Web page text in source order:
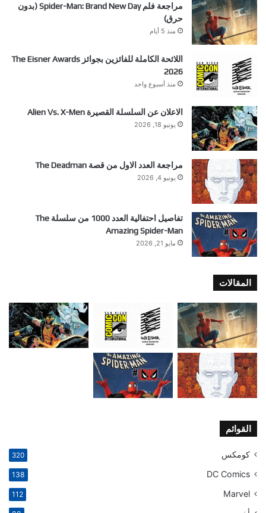
مراجعة فلم Spider-Man: Brand New Day (بدون
حرق)
منذ 5 أيام
اللائحة الكاملة للفائزين بجوائز The Eisner Awards
2026
منذ أسبوع واحد
الاعلان عن السلسلة القصيرة Alien Vs. X-Men
يونيو 18, 2026
مراجعة العدد الاول من قصة The Deadman
يونيو 4, 2026
تفاصيل احتفالية العدد 1000 من سلسلة The
Amazing Spider-Man
مايو 21, 2026
المقالات
القوائم
كومكس 320
DC Comics
138
Marvel
112